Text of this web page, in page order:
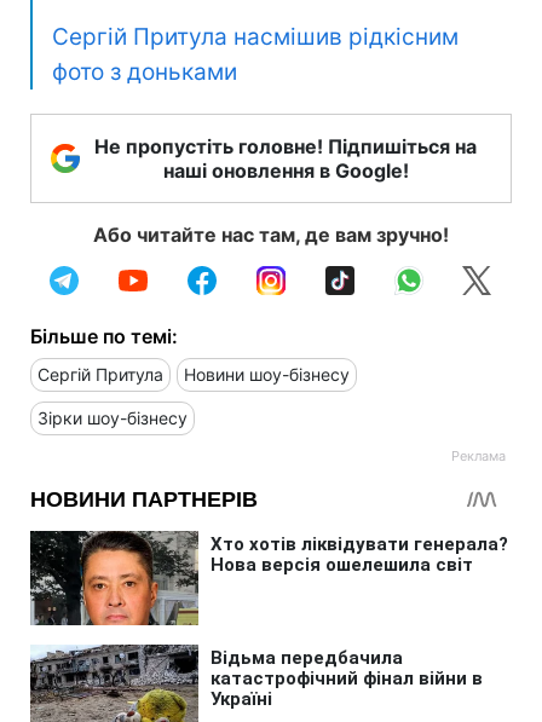
Сергій Притула насмішив рідкісним
фото з доньками
Не пропустіть головне! Підпишіться на
наші оновлення в Google!
Або читайте нас там, де вам зручно!
Більше по темі:
Сергій Притула Новини шоу-бізнесу
Зірки шоу-бізнесу